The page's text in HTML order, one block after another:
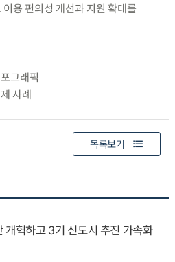
용 편의성 개선과 지원 확대를
그래픽
사례
목록보기
개혁하고 3기 신도시 추진 가속화